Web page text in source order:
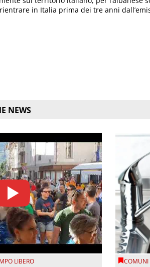
in Italia prima dei tre anni
NEWS
LIBERO COMUNI